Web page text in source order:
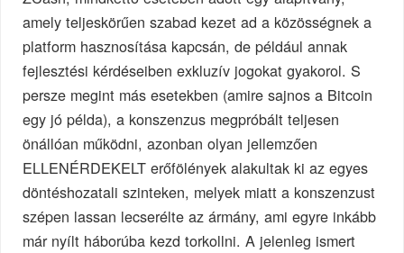
amely teljeskörűen szabad kezet ad a közösségnek a
platform hasznosítása kapcsán, de például annak
fejlesztési kérdéseiben exkluzív jogokat gyakorol. S
persze megint más esetekben (amire sajnos a Bitcoin
egy jó példa), a konszenzus megpróbált teljesen
önállóan működni, azonban olyan jellemzően
ELLENÉRDEKELT erőfölények alakultak ki az egyes
döntéshozatali szinteken, melyek miatt a konszenzust
szépen lassan lecserélte az ármány, ami egyre inkább
már nyílt háborúba kezd torkollni. A jelenleg ismert